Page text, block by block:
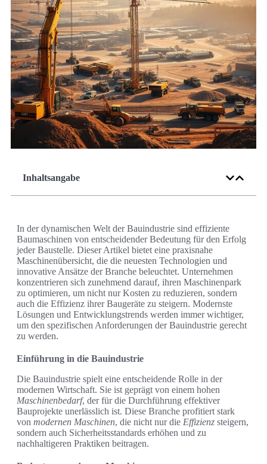
Inhaltsangabe
In der dynamischen Welt der Bauindustrie sind effiziente
Baumaschinen von entscheidender Bedeutung für den Erfolg
jeder Baustelle. Dieser Artikel bietet eine praxisnahe
Maschinenübersicht, die die neuesten Technologien und
innovative Ansätze der Branche beleuchtet. Unternehmen
konzentrieren sich zunehmend darauf, ihren Maschinenpark
zu optimieren, um nicht nur Kosten zu reduzieren, sondern
auch die Effizienz ihrer Baugeräte zu steigern. Modernste
Lösungen und Entwicklungstrends werden immer wichtiger,
um den spezifischen Anforderungen der Bauindustrie gerecht
zu werden.
Einführung in die Bauindustrie
Die Bauindustrie spielt eine entscheidende Rolle in der
modernen Wirtschaft. Sie ist geprägt von einem hohen
Maschinenbedarf, der für die Durchführung effektiver
Bauprojekte unerlässlich ist. Diese Branche profitiert stark
von modernen Maschinen, die nicht nur die Effizienz steigern,
sondern auch Sicherheitsstandards erhöhen und zu
nachhaltigeren Praktiken beitragen.